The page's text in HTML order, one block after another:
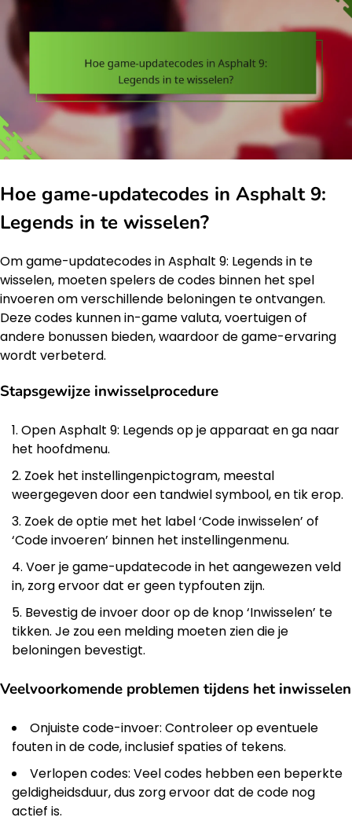
Hoe game-updatecodes in Asphalt 9:
Legends in te wisselen?
Om game-updatecodes in Asphalt 9: Legends in te
wisselen, moeten spelers de codes binnen het spel
invoeren om verschillende beloningen te ontvangen.
Deze codes kunnen in-game valuta, voertuigen of
andere bonussen bieden, waardoor de game-ervaring
wordt verbeterd.
Stapsgewijze inwisselprocedure
Open Asphalt 9: Legends op je apparaat en ga naar
het hoofdmenu.
Zoek het instellingenpictogram, meestal
weergegeven door een tandwiel symbool, en tik erop.
Zoek de optie met het label ‘Code inwisselen’ of
‘Code invoeren’ binnen het instellingenmenu.
Voer je game-updatecode in het aangewezen veld
in, zorg ervoor dat er geen typfouten zijn.
Bevestig de invoer door op de knop ‘Inwisselen’ te
tikken. Je zou een melding moeten zien die je
beloningen bevestigt.
Veelvoorkomende problemen tijdens het inwisselen
Onjuiste code-invoer: Controleer op eventuele
fouten in de code, inclusief spaties of tekens.
Verlopen codes: Veel codes hebben een beperkte
geldigheidsduur, dus zorg ervoor dat de code nog
actief is.